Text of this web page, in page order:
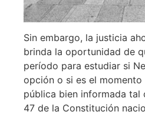
Sin embargo, la justicia
brinda la oportunidad de
período para estudiar si
opción o si es el
pública bien informada
47 de la Constitución